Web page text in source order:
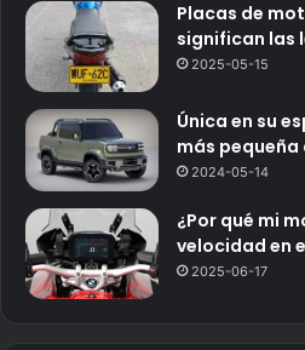
Placas de
significan las
2025-05-15
Única en su
más pequeña
2024-05-14
¿Por qué mi
velocidad en
2025-06-17